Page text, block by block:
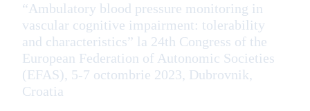
“Ambulatory blood pressure monitoring in
vascular cognitive impairment: tolerability
and characteristics” la 24th Congress of the
European Federation of Autonomic Societies
(EFAS), 5-7 octombrie 2023, Dubrovnik,
Croatia